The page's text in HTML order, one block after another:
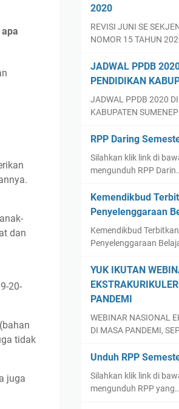
dan
20-
tidak
juga
2020
REVISI JUNI SE
NOMOR 15 TAHUN
JADWAL PPDB
PENDIDIKAN
JADWAL PPDB 2020
KABUPATEN
RPP Daring
Silahkan klik link di
mengunduh RPP
Kemendikbud
Penyelenggaraan
Kemendikbud
Penyelenggaraan
YUK IKUTAN
PANDEMI
WEBINAR NASIONAL
DI MASA PANDEMI,
Unduh RPP
Silahkan klik link di
mengunduh RPP yang…